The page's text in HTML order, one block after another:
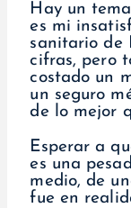
Hay un
es mi
sanitario de
cifras, pero
costado un
un seguro
de lo mejor
Esperar a
es una
medio, de
fue en